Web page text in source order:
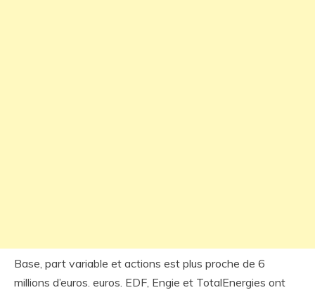
Base, part variable et actions est plus proche de 6
millions d’euros. euros. EDF, Engie et TotalEnergies ont